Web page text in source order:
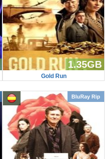
1.35GB
Gold Run
BluRay Rip